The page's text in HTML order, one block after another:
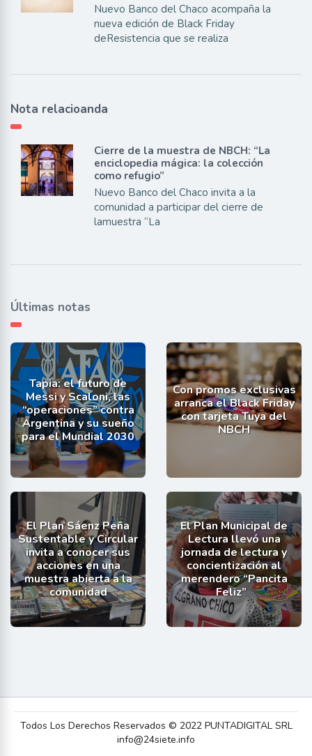
Nuevo Banco del Chaco acompaña la
nueva edición de Black Friday
deResistencia que se realiza
Nota relacioanda
Cierre de la muestra de NBCH: “La
enciclopedia mágica: la colección
como refugio”
Nuevo Banco del Chaco invita a la
comunidad a participar del cierre de
lamuestra “La
Últimas notas
Tapia: el futuro de
Messi y Scaloni, las
“operaciones” contra
Argentina y su sueño
para el Mundial 2030
Con promos exclusivas
arranca el Black Friday
con tarjeta Tuya del
NBCH
El Plan Sáenz Peña
Sustentable y Circular
invita a conocer sus
acciones en una
muestra abierta a la
comunidad
El Plan Municipal de
Lectura llevó una
jornada de lectura y
concientización al
merendero “Pancita
Feliz”
Todos Los Derechos Reservados © 2022 PUNTADIGITAL SRL
info@24siete.info